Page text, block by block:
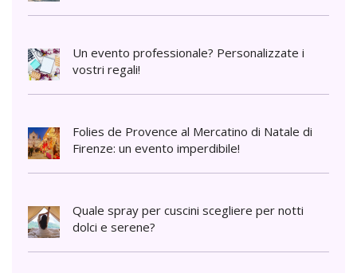
Un evento professionale? Personalizzate i
vostri regali!
Folies de Provence al Mercatino di Natale di
Firenze: un evento imperdibile!
Quale spray per cuscini scegliere per notti
dolci e serene?